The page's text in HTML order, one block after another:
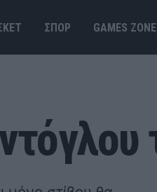
ΣΠΟΡ GAMES ΖΟΝΕ